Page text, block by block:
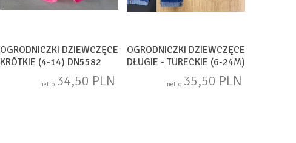
OGRODNICZKI DZIEWCZĘCE
KRÓTKIE (4-14) DN5582
netto 34,50 PLN
OGRODNICZKI DZIEWCZĘCE
DŁUGIE - TURECKIE (6-24M)
netto 35,50 PLN